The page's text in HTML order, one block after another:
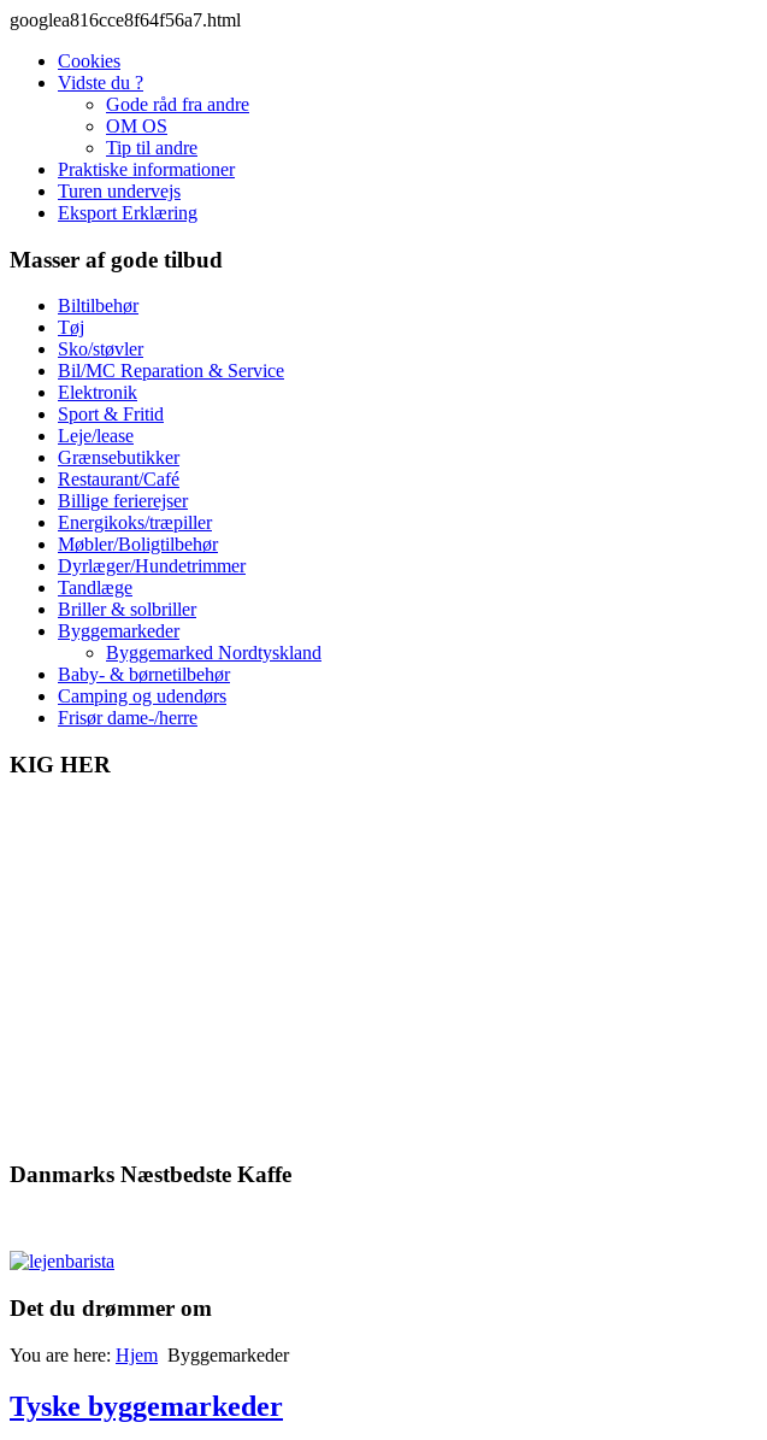
googlea816cce8f64f56a7.html
Cookies
Vidste du ?
Gode råd fra andre
OM OS
Tip til andre
Praktiske informationer
Turen undervejs
Eksport Erklæring
Masser af gode tilbud
Biltilbehør
Tøj
Sko/støvler
Bil/MC Reparation & Service
Elektronik
Sport & Fritid
Leje/lease
Grænsebutikker
Restaurant/Café
Billige ferierejser
Energikoks/træpiller
Møbler/Boligtilbehør
Dyrlæger/Hundetrimmer
Tandlæge
Briller & solbriller
Byggemarkeder
Byggemarked Nordtyskland
Baby- & børnetilbehør
Camping og udendørs
Frisør dame-/herre
KIG HER
Danmarks Næstbedste Kaffe
Det du drømmer om
You are here: Hjem Byggemarkeder
Tyske byggemarkeder